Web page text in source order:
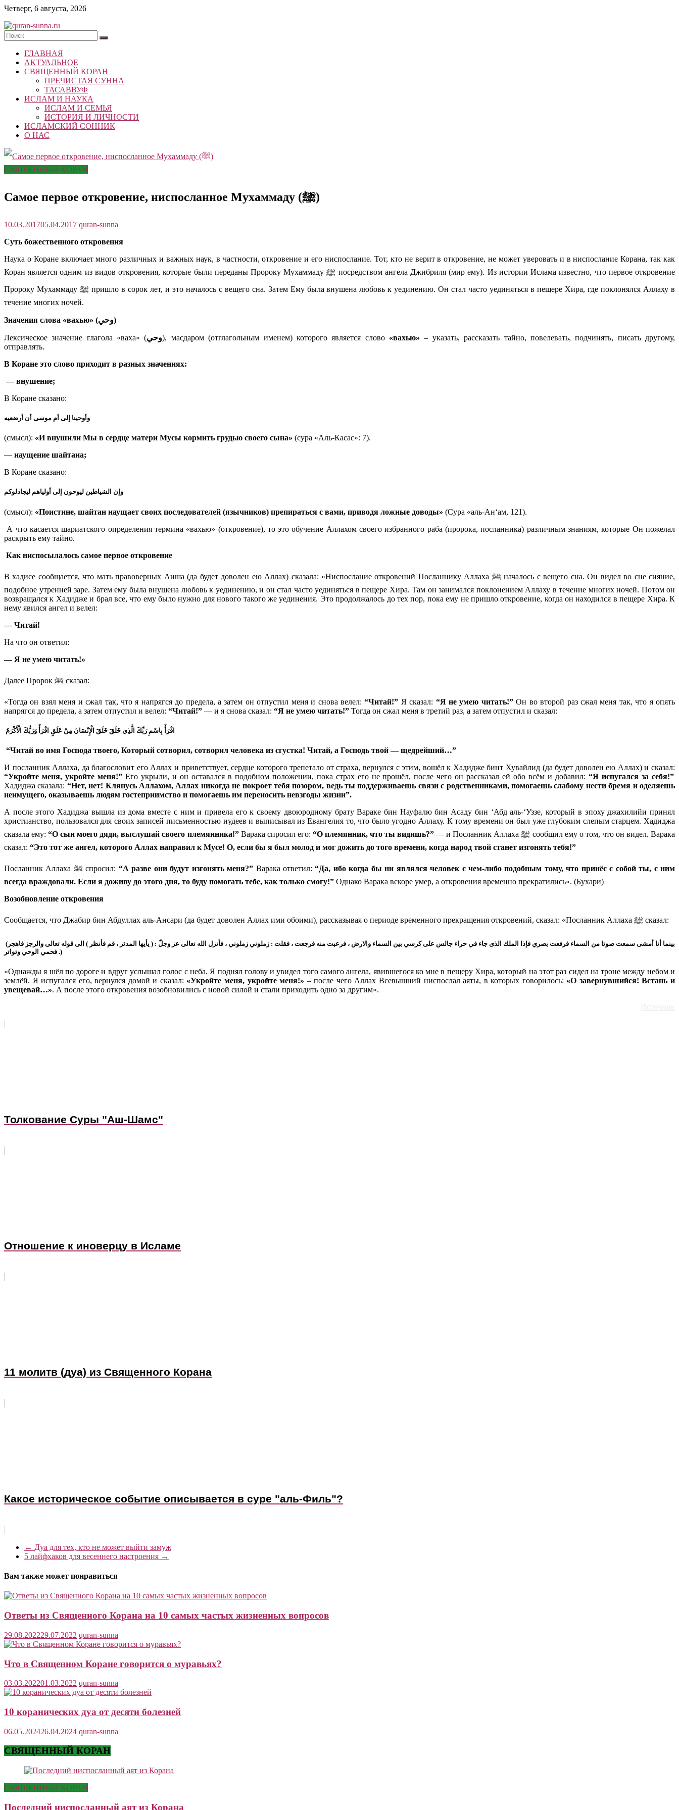
Skip
content
Четверг, 6 августа, 2026
quran-
sunna.ru
«Центр
исследований
Республики
Татарстан
ГЛАВНАЯ
АКТУАЛЬНОЕ
СВЯЩЕННЫЙ КОРАН
ПРЕЧИСТАЯ СУННА
ТАСАВВУФ
ИСЛАМ И НАУКА
ИСЛАМ И СЕМЬЯ
ИСТОРИЯ И ЛИЧНОСТИ
ИСЛАМСКИЙ СОННИК
О НАС
СВЯЩЕННЫЙ КОРАН
Самое первое откровение, ниспосланное Мухаммаду (ﷺ)
10.03.201705.04.2017 quran-sunna
Суть божественного откровения
Наука о Коране включает много различных и важных наук, в частности, откровение и его ниспослание. Тот, кто не верит в откровение, не может уверовать и в ниспослание Корана, так как
Коран является одним из видов откровения, которые были переданы Пророку Мухаммаду ﷺ посредством ангела Джибриля (мир ему). Из истории Ислама известно, что первое откровение
Пророку Мухаммаду ﷺ пришло в сорок лет, и это началось с вещего сна. Затем Ему была внушена любовь к уединению. Он стал часто уединяться в пещере Хира, где поклонялся Аллаху в
течение многих ночей.
Значения слова «вахью» (وحي)
Лексическое значение глагола «ваха» (وحي), масдаром (отглагольным именем) которого является слово «вахью» – указать, рассказать тайно, повелевать, подчинять, писать другому,
отправлять.
В Коране это слово приходит в разных значениях:
— внушение;
В Коране сказано:
وأوحينا إلى أم موسى أن أرضعيه
(смысл): «И внушили Мы в сердце матери Мусы кормить грудью своего сына» (сура «Аль-Касас»: 7).
— наущение шайтана;
В Коране сказано:
وإن الشياطين ليوحون إلى أولياهم ليجادلوكم
(смысл): «Поистине, шайтан наущает своих последователей (язычников) препираться с вами, приводя ложные доводы» (Сура «аль-Анʻам, 121).
А что касается шариатского определения термина «вахью» (откровение), то это обучение Аллахом своего избранного раба (пророка, посланника) различным знаниям, которые Он пожелал
раскрыть ему тайно.
Как ниспосылалось самое первое откровение
В хадисе сообщается, что мать правоверных Аиша (да будет доволен ею Аллах) сказала: «Ниспослание откровений Посланнику Аллаха ﷺ началось с вещего сна. Он видел во сне сияние,
подобное утренней заре. Затем ему была внушена любовь к уединению, и он стал часто уединяться в пещере Хира. Там он занимался поклонением Аллаху в течение многих ночей. Потом он
возвращался к Хадидже и брал все, что ему было нужно для нового такого же уединения. Это продолжалось до тех пор, пока ему не пришло откровение, когда он находился в пещере Хира. К
нему явился ангел и велел:
― Читай!
На что он ответил:
― Я не умею читать!»
Далее Пророк ﷺ сказал:
«Тогда он взял меня и сжал так, что я напрягся до предела, а затем он отпустил меня и снова велел:“Читай!” Я сказал: “Я не умею читать!”Он во второй раз сжал меня так, что я опять
напрягся до предела, а затем отпустил и велел: “Читай!” — и я снова сказал: “Я не умею читать!” Тогда он сжал меня в третий раз, а затем отпустил и сказал:
اقْرَأْ بِاسْمِ رَبِّكَ الَّذِي خَلَقَ خَلَقَ الْإِنْسَانَ مِنْ عَلَقٍ اقْرَأْ وَرَبُّكَ الْأَكْرَمُ
“Читай во имя Господа твоего, Который сотворил, сотворил человека из сгустка! Читай, а Господь твой — щедрейший…”
И посланник Аллаха, да благословит его Аллах и приветствует, сердце которого трепетало от страха, вернулся с этим, вошёл к Хадидже бинт Хувайлид (да будет доволен ею Аллах) и сказал:
“Укройте меня, укройте меня!”Его укрыли, и он оставался в подобном положении, пока страх его не прошёл, после чего он рассказал ей обо всём и добавил: “Я испугался за себя!”
Хадиджа сказала: “Нет, нет! Клянусь Аллахом, Аллах никогда не покроет тебя позором, ведь ты поддерживаешь связи с родственниками, помогаешь слабому нести бремя и оделяешь
неимущего, оказываешь людям гостеприимство и помогаешь им переносить невзгоды жизни”.
А после этого Хадиджа вышла из дома вместе с ним и привела его к своему двоюродному брату Вараке бин Науфалю бин Асаду бин ‘Абд аль-‘Уззе, который в эпоху джахилийи принял
христианство, пользовался для своих записей письменностью иудеев и выписывал из Евангелия то, что было угодно Аллаху. К тому времени он был уже глубоким слепым старцем. Хадиджа
сказала ему: “О сын моего дяди, выслушай своего племянника!”Варака спросил его: “О племянник, что ты видишь?” — и Посланник Аллаха ﷺ сообщил ему о том, что он видел. Варака
сказал: “Это тот же ангел, которого Аллах направил к Мусе! О, если бы я был молод и мог дожить до того времени, когда народ твой станет изгонять тебя!”
Посланник Аллаха ﷺ спросил: “А разве они будут изгонять меня?” Варака ответил:“Да, ибо когда бы ни являлся человек с чем-либо подобным тому, что принёс с собой ты, с ним
всегда враждовали. Если я доживу до этого дня, то буду помогать тебе, как только смогу!” Однако Варака вскоре умер, а откровения временно прекратились». (Бухари)
Возобновление откровения
Сообщается, что Джабир бин Абдуллах аль-Ансари (да будет доволен Аллах ими обоими), рассказывая о периоде временного прекращения откровений, сказал: «Посланник Аллаха ﷺ сказал:
. فحمي الوحي وتواتر)
«Однажды я шёл по дороге и вдруг услышал голос с неба. Я поднял голову и увидел того самого ангела, явившегося ко мне в пещеру Хира, который на этот раз сидел на троне между небом и
землёй. Я испугался его, вернулся домой и сказал: «Укройте меня, укройте меня!» – после чего Аллах Всевышний ниспослал аяты, в которых говорилось: «О завернувшийся! Встань и
увещевай…». А после этого откровения возобновились с новой силой и стали приходить одно за другим».
Толкование Суры "Аш-Шамс"
Отношение к иноверцу в Исламе
11 молитв (дуа) из Священного Корана
Какое историческое событие описывается в суре "аль-Филь"?
← Дуа для тех, кто не может выйти замуж
5 лайфхаков для весеннего настроения →
Вам также может понравиться
Ответы из Священного Корана на 10 самых частых жизненных вопросов
29.08.202229.07.2022 quran-sunna
Что в Священном Коране говорится о муравьях?
03.03.202201.03.2022 quran-sunna
10 коранических дуа от десяти болезней
06.05.202426.04.2024 quran-sunna
СВЯЩЕННЫЙ КОРАН
СВЯЩЕННЫЙ КОРАН
Последний ниспосланный аят из Корана